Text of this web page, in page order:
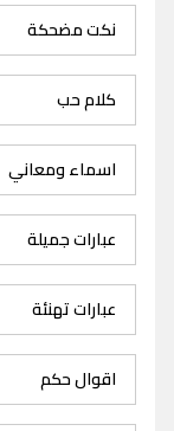
نكت مضحكة
كلام حب
اسماء ومعاني
عبارات جميلة
عبارات تهنئة
اقوال حكم